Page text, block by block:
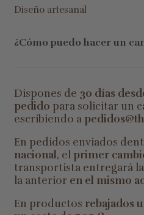
Diseño artesanal
¿Cómo puedo hacer un
Dispones de 30 días
pedido para solicitar un
escribiendo a
En pedidos enviados
nacional, el primer
transportista entregará
la anterior en el mismo
En productos rebajados